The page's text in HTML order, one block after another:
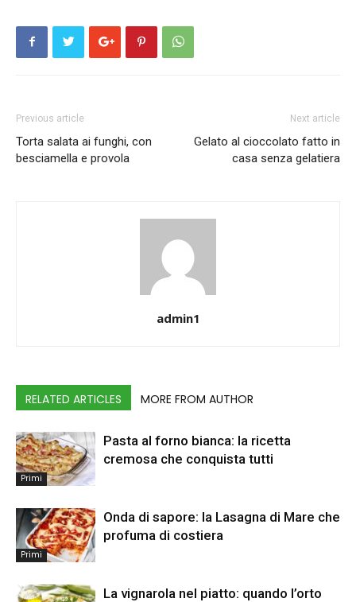
Previous article
Torta salata ai funghi, con
besciamella e provola
Next article
Gelato al cioccolato fatto in
casa senza gelatiera
admin1
RELATED ARTICLES MORE FROM AUTHOR
Primi
Pasta al forno bianca: la ricetta
cremosa che conquista tutti
Primi
Onda di sapore: la Lasagna di Mare che
profuma di costiera
La vignarola nel piatto: quando l’orto